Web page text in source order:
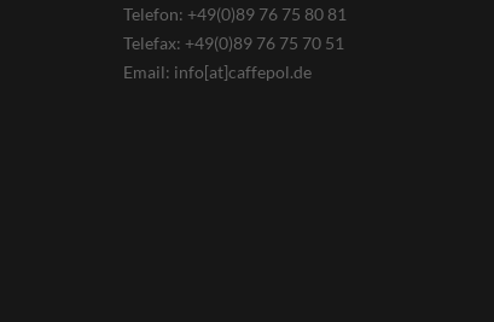
Telefon: +49(0)89 76 75 80 81
Telefax: +49(0)89 76 75 70 51
Email: info[at]caffepol.de